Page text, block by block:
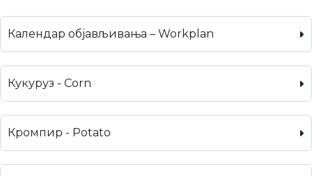
Календар објављивања – Workplan
Кукуруз - Corn
Кромпир - Potato